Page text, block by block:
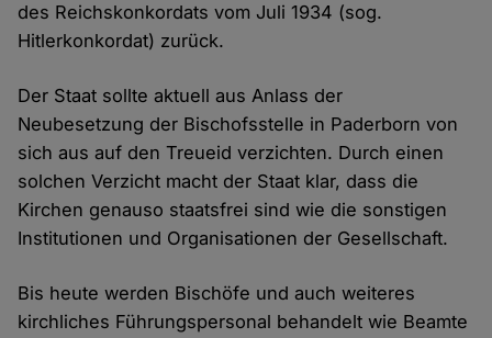
des Reichskonkordats vom Juli 1934 (sog.
Hitlerkonkordat) zurück.
Der Staat sollte aktuell aus Anlass der
Neubesetzung der Bischofsstelle in Paderborn von
sich aus auf den Treueid verzichten. Durch einen
solchen Verzicht macht der Staat klar, dass die
Kirchen genauso staatsfrei sind wie die sonstigen
Institutionen und Organisationen der Gesellschaft.
Bis heute werden Bischöfe und auch weiteres
kirchliches Führungspersonal behandelt wie Beamte